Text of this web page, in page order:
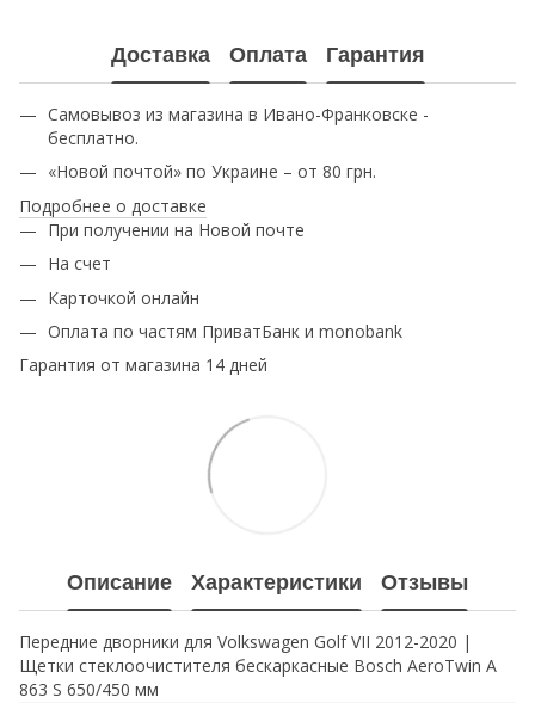
Доставка Оплата Гарантия
Самовывоз из магазина в Ивано-Франковске -
бесплатно.
«Новой почтой» по Украине – от 80 грн.
Подробнее о доставке
При получении на Новой почте
На счет
Карточкой онлайн
Оплата по частям ПриватБанк и monobank
Гарантия от магазина 14 дней
Описание Характеристики Отзывы
Передние дворники для Volkswagen Golf VII 2012-2020 |
Щетки стеклоочистителя бескаркасные Bosch AeroTwin A
863 S 650/450 мм